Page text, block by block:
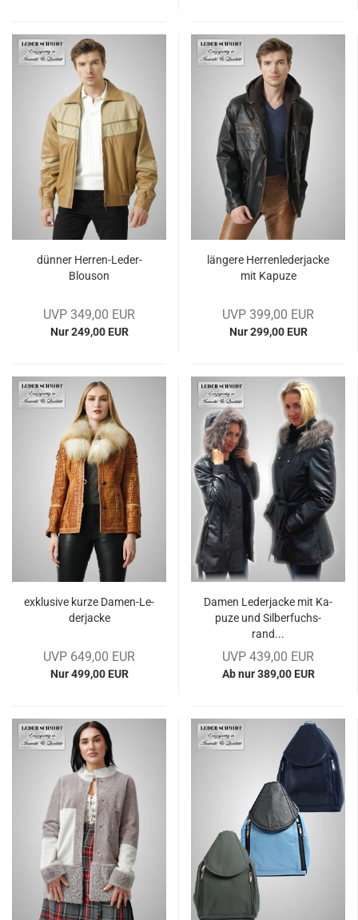
dün­ner Herren-​​Leder-​
Blouson
UVP 349,00 EUR
Nur 249,00 EUR
län­ge­re Her­ren­le­der­ja­cke
mit Ka­pu­ze
UVP 399,00 EUR
Nur 299,00 EUR
ex­klu­si­ve kurze Damen-​​Le­
der­ja­cke
UVP 649,00 EUR
Nur 499,00 EUR
Damen Le­der­ja­cke mit Ka­
pu­ze und Sil­ber­fuchs­
rand...
UVP 439,00 EUR
Ab nur 389,00 EUR